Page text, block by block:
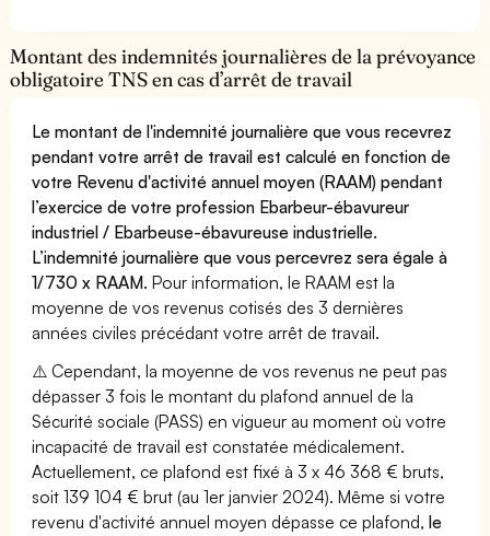
Montant des indemnités journalières de la prévoyance
obligatoire TNS en cas d’arrêt de travail
Le montant de l'indemnité journalière que vous recevrez
pendant votre arrêt de travail est calculé en fonction de
votre Revenu d'activité annuel moyen (RAAM) pendant
l’exercice de votre profession Ebarbeur-ébavureur
industriel / Ebarbeuse-ébavureuse industrielle.
L’indemnité journalière que vous percevrez sera égale à
1/730 x RAAM. Pour information, le RAAM est la
moyenne de vos revenus cotisés des 3 dernières
années civiles précédant votre arrêt de travail.
⚠️ Cependant, la moyenne de vos revenus ne peut pas
dépasser 3 fois le montant du plafond annuel de la
Sécurité sociale (PASS) en vigueur au moment où votre
incapacité de travail est constatée médicalement.
Actuellement, ce plafond est fixé à 3 x 46 368 € bruts,
soit 139 104 € brut (au 1er janvier 2024). Même si votre
revenu d'activité annuel moyen dépasse ce plafond,le